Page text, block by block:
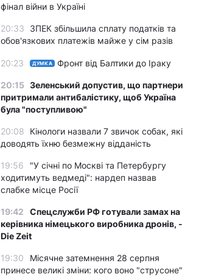
фінал війни в Україні
20:33
ЗПЕК збільшила сплату податків та
обов'язкових платежів майже у сім разів
20:23 ДУМКА Фронт від Балтики до Іраку
20:15 Зеленський допустив, що партнери
притримали антибалістику, щоб Україна
була "поступливою"
20:08
Кінологи назвали 7 звичок собак, які
доводять їхню безмежну відданість
19:56
"У січні по Москві та Петербургу
ходитимуть ведмеді": нардеп назвав
слабке місце Росії
19:42
Спецслужби РФ готували замах на
керівника німецького виробника дронів, -
Die Zeit
19:30
Місячне затемнення 28 серпня
принесе великі зміни: кого воно "струсоне"